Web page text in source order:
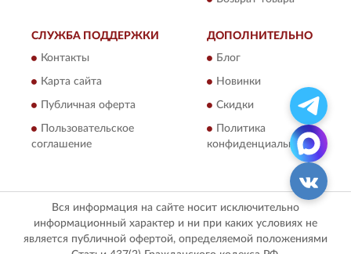
СЛУЖБА ПОДДЕРЖКИ
Контакты
Карта сайта
Публичная оферта
Пользовательское
соглашение
ДОПОЛНИТЕЛЬНО
Блог
Новинки
Скидки
Политика
конфиденциальности
Вся информация на сайте носит исключительно
информационный характер и ни при каких условиях не
является публичной офертой, определяемой положениями